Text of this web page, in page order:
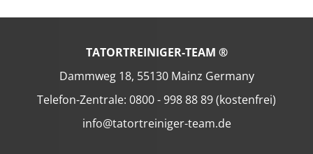
TATORTREINIGER-TEAM ®
Dammweg 18, 55130 Mainz Germany
Telefon-Zentrale: 0800 - 998 88 89 (kostenfrei)
info@tatortreiniger-team.de